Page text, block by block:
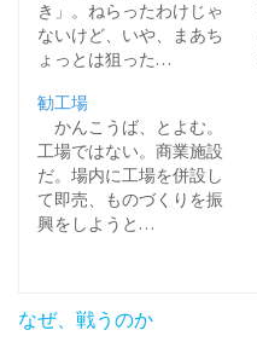
き」。ねらったわけじゃ
ないけど、いや、まあち
ょっとは狙った…
勧工場
かんこうば、とよむ。
工場ではない。商業施設
だ。場内に工場を併設し
て即売、ものづくりを振
興をしようと…
投
なぜ、戦うのか